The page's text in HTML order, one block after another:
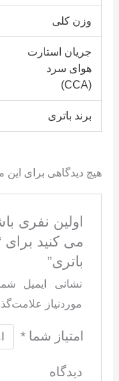
وزن کلی
جریان استارت
هوای سرد
(CCA)
برند باتری
هیچ دیدگاهی برای
اولین نفری
باتری”
نشانی ایمیل
موردنیاز
امتیاز شما*